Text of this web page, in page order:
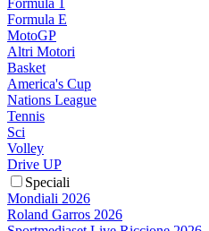
Formula E
MotoGP
Altri Motori
Basket
America's Cup
Nations League
Tennis
Sci
Volley
Drive UP
Speciali
Mondiali 2026
Roland Garros 2026